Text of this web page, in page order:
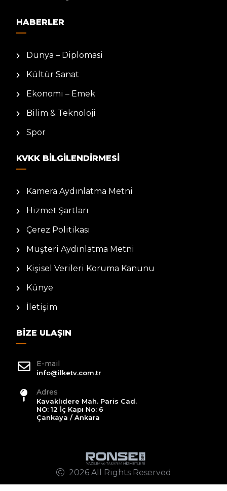
HABERLER
Dünya – Diplomasi
Kültür Sanat
Ekonomi – Emek
Bilim & Teknoloji
Spor
KVKK BILGILENDIRMESI
Kamera Aydınlatma Metni
Hizmet Şartları
Çerez Politikası
Müşteri Aydınlatma Metni
Kişisel Verileri Koruma Kanunu
Künye
İletişim
BIZE ULAŞIN
E-mail
info@ilketv.com.tr
Adres
Kavaklıdere Mah. Paris Cad.
NO: 12 İç Kapı No: 6
Çankaya / Ankara
2026 All Rights Reserved